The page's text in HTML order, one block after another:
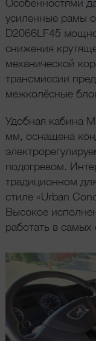
усиленные рамы
D2066LF45
снижения
механической
трансмиссии
межколёсные
Удобная кабина
мм, оснащена
подогревом.
традиционном
стиле «Urban
Высокое
работать в